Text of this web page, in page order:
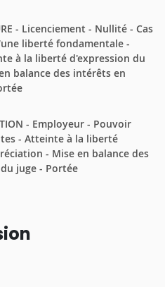
- Licenciement - Nullité - Cas
liberté fondamentale -
à la liberté d'expression du
balance des intérêts en
- Employeur - Pouvoir
- Atteinte à la liberté
- Mise en balance des
juge - Portée